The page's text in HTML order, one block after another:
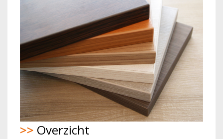
>> Overzicht